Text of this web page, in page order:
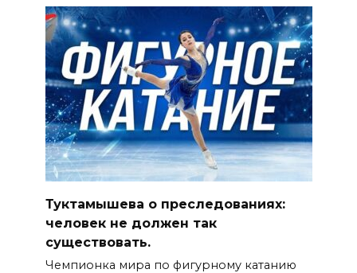
Туктамышева о преследованиях:
человек не должен так
существовать.
Чемпионка мира по фигурному катанию